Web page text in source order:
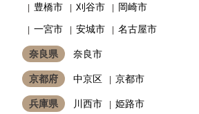
豊橋市
刈谷市
岡崎市
一宮市
安城市 名古屋市
奈良県 奈良市
京都府 中京区 京都市
兵庫県 川西市
姫路市